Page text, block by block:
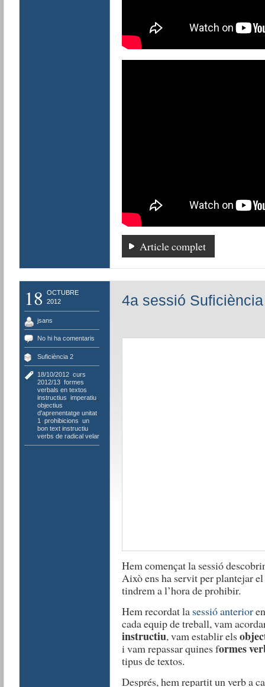
Article complet
18
OCTUBRE
2012
jsans
No hi ha comentaris
Suficiència 2
18/10/2012, curs
2012/13, formes
verbals en textos
instructius imperatiu,
objectius
d'aprenentatge unitat
1
prohibicions un
bon text instructiu,
verbs de radical velar
4a sessió
Hem començat la sessió
Això ens ha servit per plantejar
tindrem a l’hora de prohibir.
Hem recordat la sessió anterior
cada equip de treball, vam
instructiu, vam establir els
i vam repassar quines formes
tipus de textos.
Després, hem repartit un verb a